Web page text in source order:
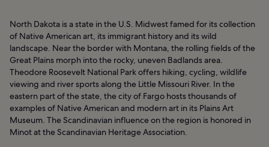
North Dakota is a state in the U.S. Midwest famed for its collection
of Native American art, its immigrant history and its wild
landscape. Near the border with Montana, the rolling fields of the
Great Plains morph into the rocky, uneven Badlands area.
Theodore Roosevelt National Park offers hiking, cycling, wildlife
viewing and river sports along the Little Missouri River. In the
eastern part of the state, the city of Fargo hosts thousands of
examples of Native American and modern art in its Plains Art
Museum. The Scandinavian influence on the region is honored in
Minot at the Scandinavian Heritage Association.